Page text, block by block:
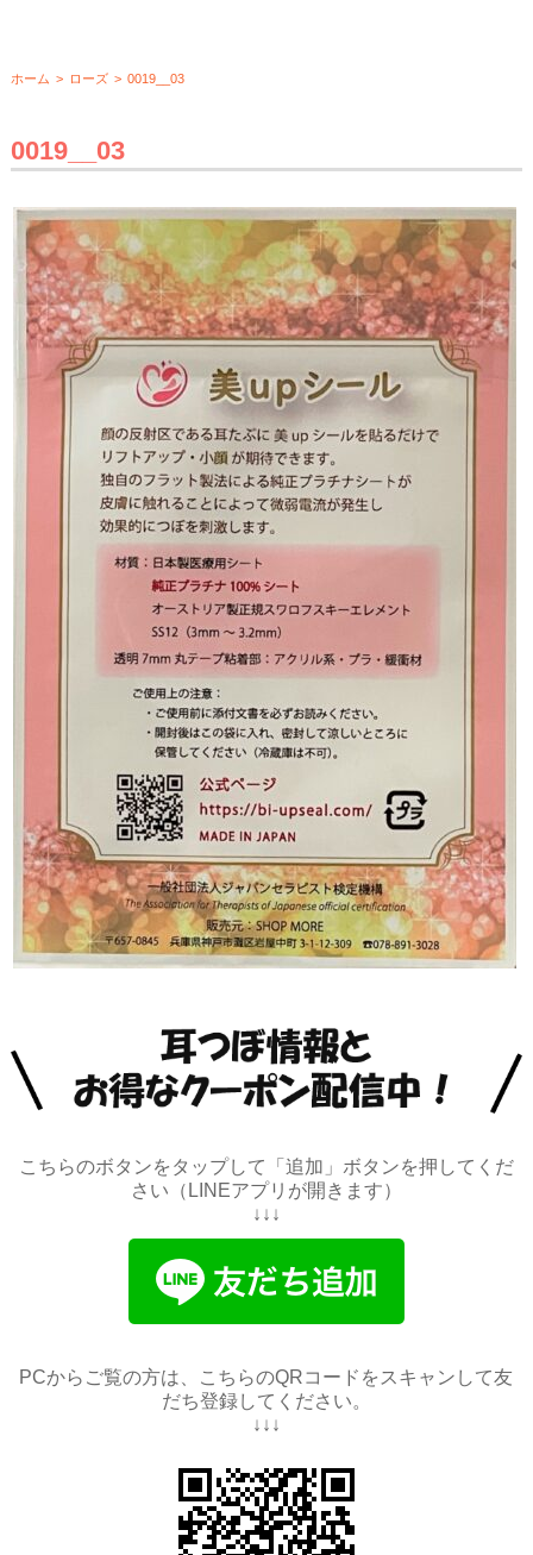
ホーム > ローズ > 0019__03
0019__03
こちらのボタンをタップして「追加」ボタンを押してくだ
さい（LINEアプリが開きます）
↓↓↓
PCからご覧の方は、こちらのQRコードをスキャンして友
だち登録してください。
↓↓↓